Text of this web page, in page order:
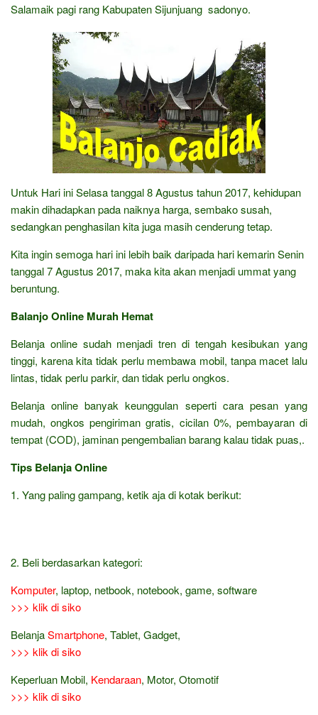
Salamaik pagi rang Kabupaten Sijunjuang sadonyo.
Untuk Hari ini Selasa tanggal 8 Agustus tahun 2017, kehidupan
makin dihadapkan pada naiknya harga, sembako susah,
sedangkan penghasilan kita juga masih cenderung tetap.
Kita ingin semoga hari ini lebih baik daripada hari kemarin Senin
tanggal 7 Agustus 2017, maka kita akan menjadi ummat yang
beruntung.
Balanjo Online Murah Hemat
Belanja online sudah menjadi tren di tengah kesibukan yang
tinggi, karena kita tidak perlu membawa mobil, tanpa macet lalu
lintas, tidak perlu parkir, dan tidak perlu ongkos.
Belanja online banyak keunggulan seperti cara pesan yang
mudah, ongkos pengiriman gratis, cicilan 0%, pembayaran di
tempat (COD), jaminan pengembalian barang kalau tidak puas,.
Tips Belanja Online
1. Yang paling gampang, ketik aja di kotak berikut:
2. Beli berdasarkan kategori:
Komputer, laptop, netbook, notebook, game, software
>>> klik di siko
BelanjaSmartphone, Tablet, Gadget,
>>> klik di siko
Keperluan Mobil, Kendaraan, Motor, Otomotif
>>> klik di siko